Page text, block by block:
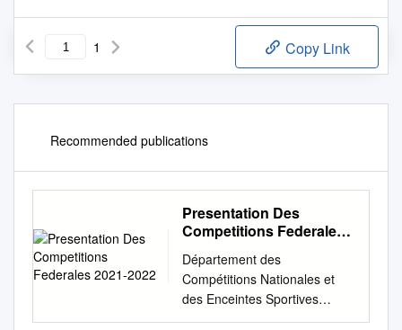
1 Copy Link
Recommended publications
Presentation Des
Competitions Federales
Département des
Compétitions Nationales et
des Enceintes Sportives
PRESENTATION DES